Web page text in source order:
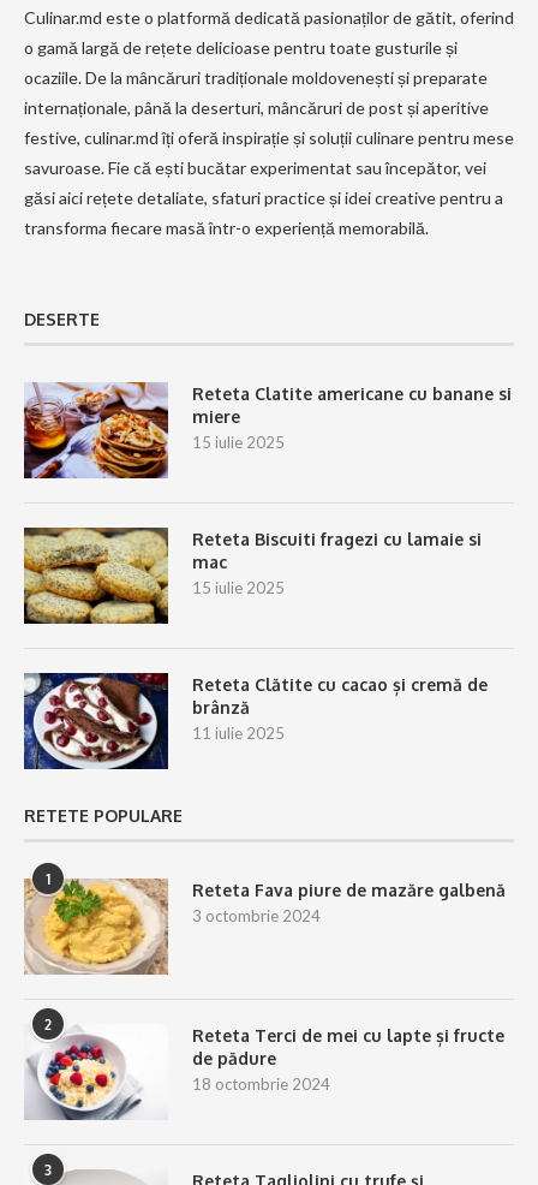
Culinar.md este o platformă dedicată pasionaților de gătit, oferind
o gamă largă de rețete delicioase pentru toate gusturile și
ocaziile. De la mâncăruri tradiționale moldovenești și preparate
internaționale, până la deserturi, mâncăruri de post și aperitive
festive, culinar.md îți oferă inspirație și soluții culinare pentru mese
savuroase. Fie că ești bucătar experimentat sau începător, vei
găsi aici rețete detaliate, sfaturi practice și idei creative pentru a
transforma fiecare masă într-o experiență memorabilă.
DESERTE
Reteta Clatite americane cu banane si
miere
15 iulie 2025
Reteta Biscuiti fragezi cu lamaie si
mac
15 iulie 2025
Reteta Clătite cu cacao și cremă de
brânză
11 iulie 2025
RETETE POPULARE
1
Reteta Fava piure de mazăre galbenă
3 octombrie 2024
2
Reteta Terci de mei cu lapte și fructe
de pădure
18 octombrie 2024
3
Reteta Tagliolini cu trufe și